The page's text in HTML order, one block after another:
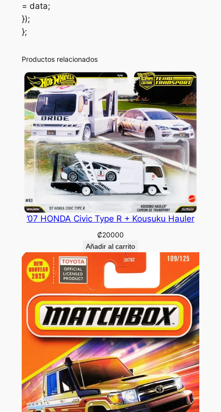
= data;
});
};
Productos relacionados
’07 HONDA Civic Type R + Kousuku Hauler
₡20000
Añadir al carrito